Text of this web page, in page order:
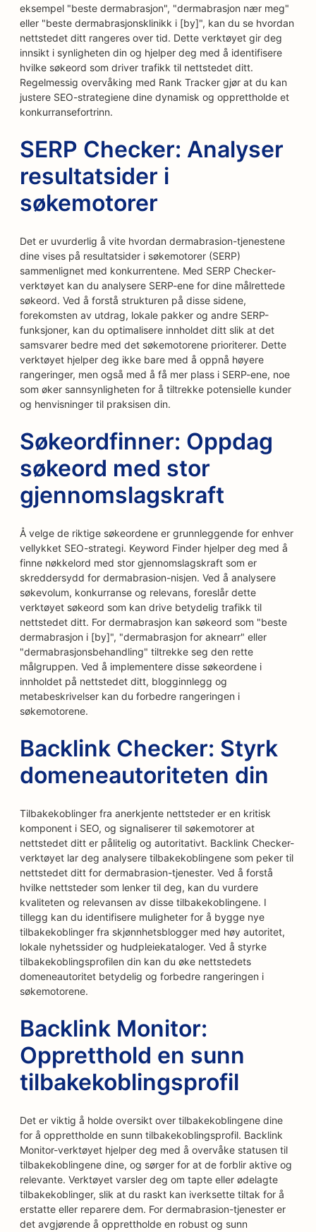
eksempel "beste dermabrasjon", "dermabrasjon nær meg"
eller "beste dermabrasjonsklinikk i [by]", kan du se hvordan
nettstedet ditt rangeres over tid. Dette verktøyet gir deg
innsikt i synligheten din og hjelper deg med å identifisere
hvilke søkeord som driver trafikk til nettstedet ditt.
Regelmessig overvåking med Rank Tracker gjør at du kan
justere SEO-strategiene dine dynamisk og opprettholde et
konkurransefortrinn.
SERP Checker: Analyser
resultatsider i
søkemotorer
Det er uvurderlig å vite hvordan dermabrasion-tjenestene
dine vises på resultatsider i søkemotorer (SERP)
sammenlignet med konkurrentene. Med SERP Checker-
verktøyet kan du analysere SERP-ene for dine målrettede
søkeord. Ved å forstå strukturen på disse sidene,
forekomsten av utdrag, lokale pakker og andre SERP-
funksjoner, kan du optimalisere innholdet ditt slik at det
samsvarer bedre med det søkemotorene prioriterer. Dette
verktøyet hjelper deg ikke bare med å oppnå høyere
rangeringer, men også med å få mer plass i SERP-ene, noe
som øker sannsynligheten for å tiltrekke potensielle kunder
og henvisninger til praksisen din.
Søkeordfinner: Oppdag
søkeord med stor
gjennomslagskraft
Å velge de riktige søkeordene er grunnleggende for enhver
vellykket SEO-strategi. Keyword Finder hjelper deg med å
finne nøkkelord med stor gjennomslagskraft som er
skreddersydd for dermabrasion-nisjen. Ved å analysere
søkevolum, konkurranse og relevans, foreslår dette
verktøyet søkeord som kan drive betydelig trafikk til
nettstedet ditt. For dermabrasjon kan søkeord som "beste
dermabrasjon i [by]", "dermabrasjon for aknearr" eller
"dermabrasjonsbehandling" tiltrekke seg den rette
målgruppen. Ved å implementere disse søkeordene i
innholdet på nettstedet ditt, blogginnlegg og
metabeskrivelser kan du forbedre rangeringen i
søkemotorene.
Backlink Checker: Styrk
domeneautoriteten din
Tilbakekoblinger fra anerkjente nettsteder er en kritisk
komponent i SEO, og signaliserer til søkemotorer at
nettstedet ditt er pålitelig og autoritativt. Backlink Checker-
verktøyet lar deg analysere tilbakekoblingene som peker til
nettstedet ditt for dermabrasion-tjenester. Ved å forstå
hvilke nettsteder som lenker til deg, kan du vurdere
kvaliteten og relevansen av disse tilbakekoblingene. I
tillegg kan du identifisere muligheter for å bygge nye
tilbakekoblinger fra skjønnhetsblogger med høy autoritet,
lokale nyhetssider og hudpleiekataloger. Ved å styrke
tilbakekoblingsprofilen din kan du øke nettstedets
domeneautoritet betydelig og forbedre rangeringen i
søkemotorene.
Backlink Monitor:
Oppretthold en sunn
tilbakekoblingsprofil
Det er viktig å holde oversikt over tilbakekoblingene dine
for å opprettholde en sunn tilbakekoblingsprofil. Backlink
Monitor-verktøyet hjelper deg med å overvåke statusen til
tilbakekoblingene dine, og sørger for at de forblir aktive og
relevante. Verktøyet varsler deg om tapte eller ødelagte
tilbakekoblinger, slik at du raskt kan iverksette tiltak for å
erstatte eller reparere dem. For dermabrasion-tjenester er
det avgjørende å opprettholde en robust og sunn